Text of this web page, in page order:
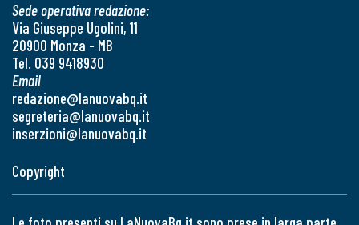
Sede operativa redazione:
Via Giuseppe Ugolini, 11
20900 Monza - MB
Tel. 039 9418930
Email
redazione@lanuovabq.it
segreteria@lanuovabq.it
inserzioni@lanuovabq.it
Copyright